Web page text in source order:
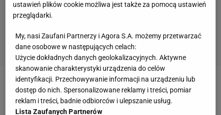
Zobacz wideo Adam Małysz szczerze o życiu po
zakończeniu sportowej kariery. "Nie jest to dla mnie
ustawień plików cookie możliwa jest także za pomocą ustawień
przeglądarki.
My, nasi Zaufani Partnerzy i Agora S.A. możemy przetwarzać
dane osobowe w następujących celach:
Użycie dokładnych danych geolokalizacyjnych. Aktywne
skanowanie charakterystyki urządzenia do celów
identyfikacji. Przechowywanie informacji na urządzeniu lub
dostęp do nich. Spersonalizowane reklamy i treści, pomiar
reklam i treści, badnie odbiorców i ulepszanie usług.
Lista Zaufanych Partnerów